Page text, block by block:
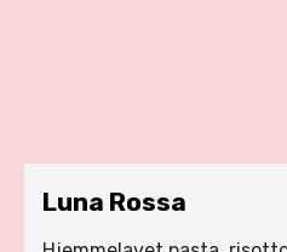
Luna Rossa